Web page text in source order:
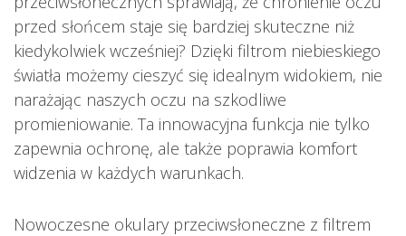
przed słońcem staje się bardziej skuteczne niż
kiedykolwiek wcześniej? Dzięki filtrom niebieskiego
światła możemy cieszyć się idealnym widokiem, nie
narażając naszych oczu na szkodliwe
promieniowanie. Ta innowacyjna funkcja nie tylko
zapewnia ochronę, ale także poprawia komfort
widzenia w każdych warunkach.
Nowoczesne okulary przeciwsłoneczne z filtrem